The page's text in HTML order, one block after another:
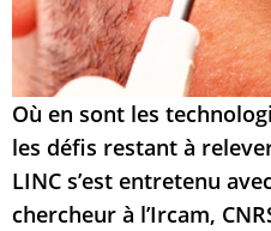
Où en sont les
les défis restant à
LINC s’est entretenu
chercheur à l’Ircam,